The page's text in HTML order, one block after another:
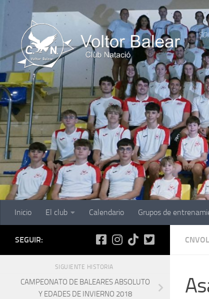
Saltar al contenido
Inicio El club Calendario Grupos de
SEGUIR:
SIGUIENTE HISTORIA
CAMPEONATO DE BALEARES ABSOLUTO
Y EDADES DE INVIERNO 2018